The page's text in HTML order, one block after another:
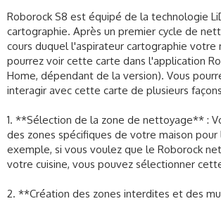
Roborock S8 est équipé de la technologie
cartographie. Après un premier cycle de
cours duquel l'aspirateur cartographie votre
pourrez voir cette carte dans l'application
Home, dépendant de la version). Vous
interagir avec cette carte de plusieurs
1. **Sélection de la zone de nettoyage** :
des zones spécifiques de votre maison
exemple, si vous voulez que le Roborock
votre cuisine, vous pouvez sélectionner
2. **Création des zones interdites et des